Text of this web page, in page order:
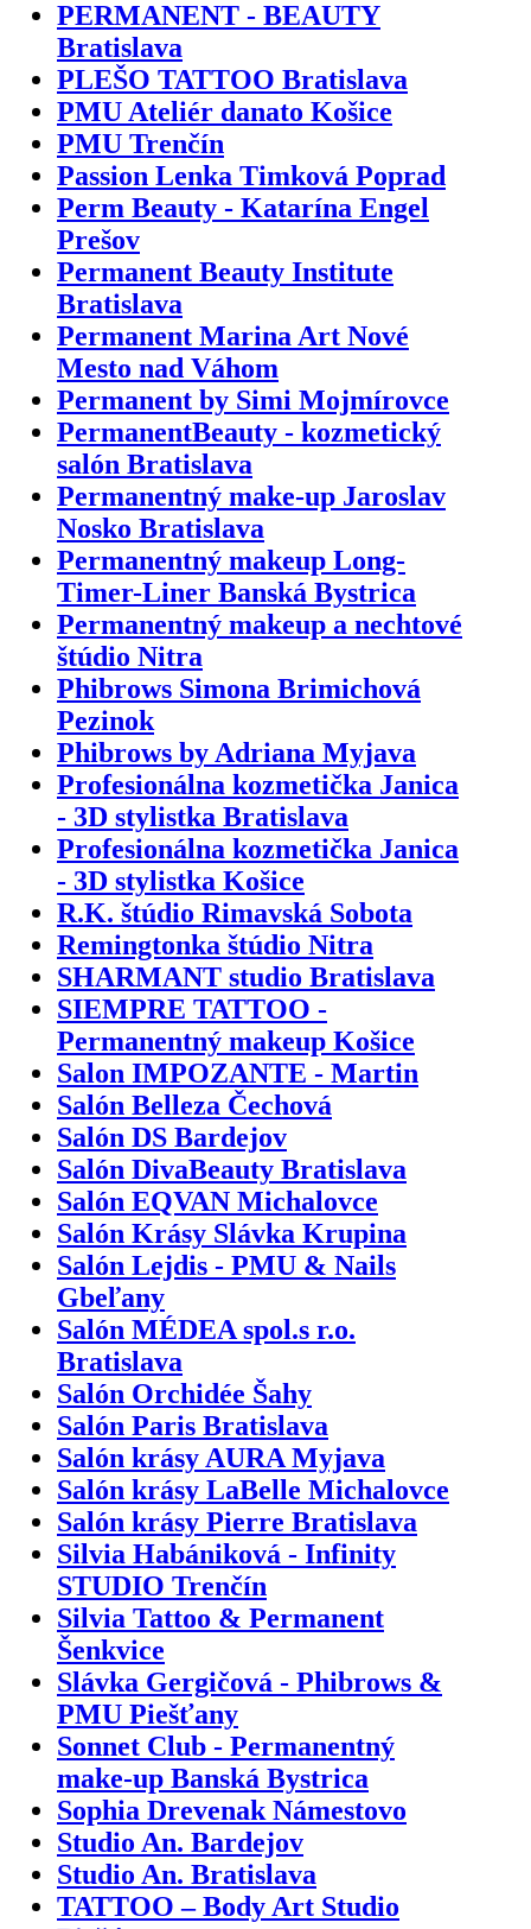
PERMANENT - BEAUTY
Bratislava
PLEŠO TATTOO Bratislava
PMU Ateliér danato Košice
PMU Trenčín
Passion Lenka Timková Poprad
Perm Beauty - Katarína Engel
Prešov
Permanent Beauty Institute
Bratislava
Permanent Marina Art Nové
Mesto nad Váhom
Permanent by Simi Mojmírovce
PermanentBeauty - kozmetický
salón Bratislava
Permanentný make-up Jaroslav
Nosko Bratislava
Permanentný makeup Long-
Timer-Liner Banská Bystrica
Permanentný makeup a nechtové
štúdio Nitra
Phibrows Simona Brimichová
Pezinok
Phibrows by Adriana Myjava
Profesionálna kozmetička Janica
- 3D stylistka Bratislava
Profesionálna kozmetička Janica
- 3D stylistka Košice
R.K. štúdio Rimavská Sobota
Remingtonka štúdio Nitra
SHARMANT studio Bratislava
SIEMPRE TATTOO -
Permanentný makeup Košice
Salon IMPOZANTE - Martin
Salón Belleza Čechová
Salón DS Bardejov
Salón DivaBeauty Bratislava
Salón EQVAN Michalovce
Salón Krásy Slávka Krupina
Salón Lejdis - PMU & Nails
Gbeľany
Salón MÉDEA spol.s r.o.
Bratislava
Salón Orchidée Šahy
Salón Paris Bratislava
Salón krásy AURA Myjava
Salón krásy LaBelle Michalovce
Salón krásy Pierre Bratislava
Silvia Habániková - Infinity
STUDIO Trenčín
Silvia Tattoo & Permanent
Šenkvice
Slávka Gergičová - Phibrows &
PMU Piešťany
Sonnet Club - Permanentný
make-up Banská Bystrica
Sophia Drevenak Námestovo
Studio An. Bardejov
Studio An. Bratislava
TATTOO – Body Art Studio